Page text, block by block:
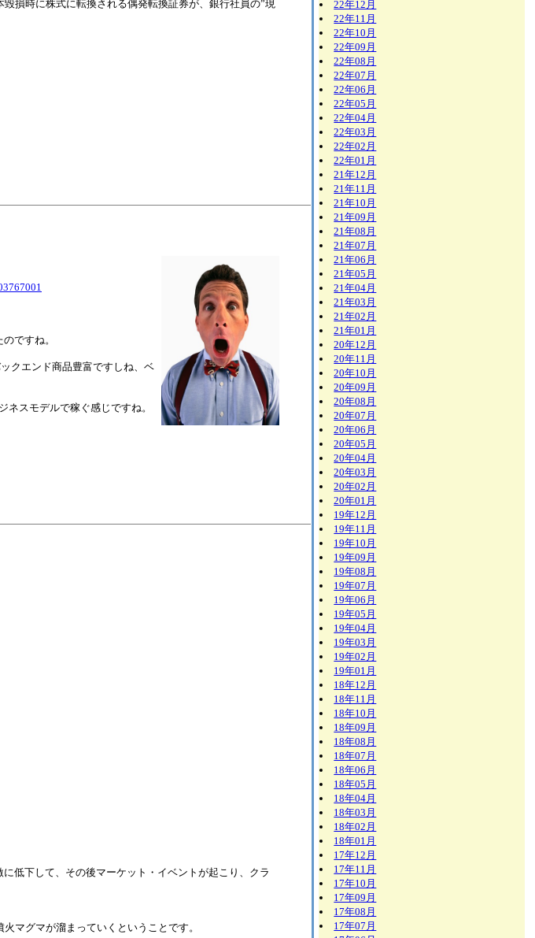
損時に株式に転換される偶発転換証券が、銀行社員の”現
ですね。
クエンド商品豊富ですしね、ベ
スモデルで稼ぐ感じですね。
低下して、その後マーケット・イベントが起こり、クラ
マグマが溜まっていくということです。
22年12月
22年11月
22年10月
22年09月
22年08月
22年07月
22年06月
22年05月
22年04月
22年03月
22年02月
22年01月
21年12月
21年11月
21年10月
21年09月
21年08月
21年07月
21年06月
21年05月
21年04月
21年03月
21年02月
21年01月
20年12月
20年11月
20年10月
20年09月
20年08月
20年07月
20年06月
20年05月
20年04月
20年03月
20年02月
20年01月
19年12月
19年11月
19年10月
19年09月
19年08月
19年07月
19年06月
19年05月
19年04月
19年03月
19年02月
19年01月
18年12月
18年11月
18年10月
18年09月
18年08月
18年07月
18年06月
18年05月
18年04月
18年03月
18年02月
18年01月
17年12月
17年11月
17年10月
17年09月
17年08月
17年07月